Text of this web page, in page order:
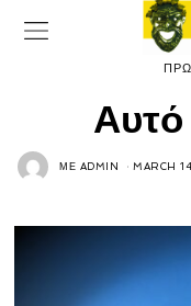
Αυτό
ΜΕ ADMIN MARCH